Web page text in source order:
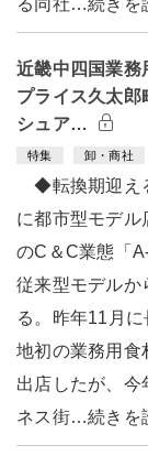
る同社…続きを
近畿中四国業務
プライス久太郎
シュア…
特集 卸・商社
◆転換期迎え
に都市型モデ
のC＆C業態「
従来型モデルか
る。昨年11月
地初の業務用食
出店したが、今
ネス街…続きを